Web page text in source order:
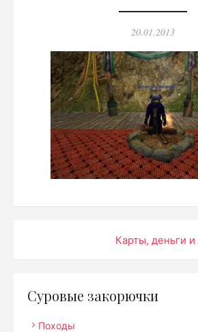
Опубликовано
20.01.2013
Навигация
записям
Карты, деньги и
Суровые закорючки
Походы